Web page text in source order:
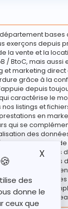
bases
exerçons depuis
la vente et la
/ BtoC, mais aussi
et marketing direct
grâce à la
depuis
caractérise le
nos listings et
prestations en
qui se
des
nouveau point
fichiers et bases
diverses actions
de vos fichiers
rester
marketing
proposés chez
des
donne le
ceux que
X